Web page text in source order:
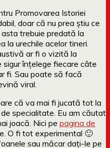
Promovarea Istoriei
doar că nu prea știu ce
trebuie predată la
la urechile acelor tineri.
ar fi o vizită la
sigur înțelege fiecare câte
fi. Sau poate să facă
viral.
că va mai fi jucată tot la
specialitate. Eu am căutat
joacă. Nici pe pagina de
O fi tot experimental 🙂
sau măcar dați-le pe